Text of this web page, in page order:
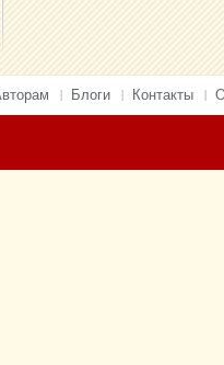
Блоги Контакты